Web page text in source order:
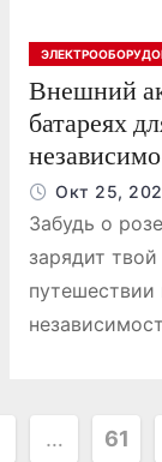
Внешний
батареях
Окт 25,
Забудь о
зарядит
… 61